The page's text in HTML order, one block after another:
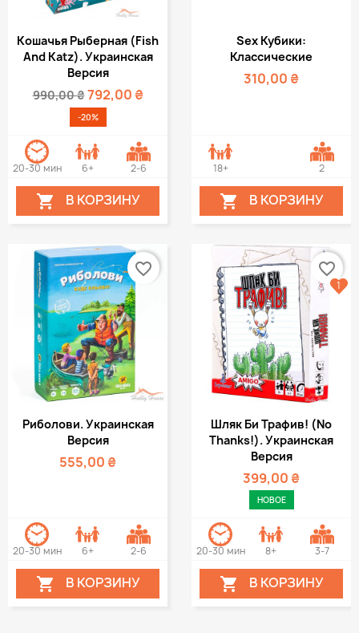
Кошачья Рыберная (Fish
And Katz). Украинская
Версия
990,00 ₴792,00 ₴
-20%
20-30 мин 6+ 2-6
 В КОРЗИНУ
Sex Кубики:
Классические
310,00 ₴
18+ 2
 В КОРЗИНУ
Риболови. Украинская
Версия
555,00 ₴
20-30 мин 6+ 2-6
 В КОРЗИНУ
favorite_border
Шляк Би Трафив! (No
Thanks!). Украинская
Версия
399,00 ₴
НОВОЕ
20-30 мин 8+ 3-7
 В КОРЗИНУ
favorite_border
1